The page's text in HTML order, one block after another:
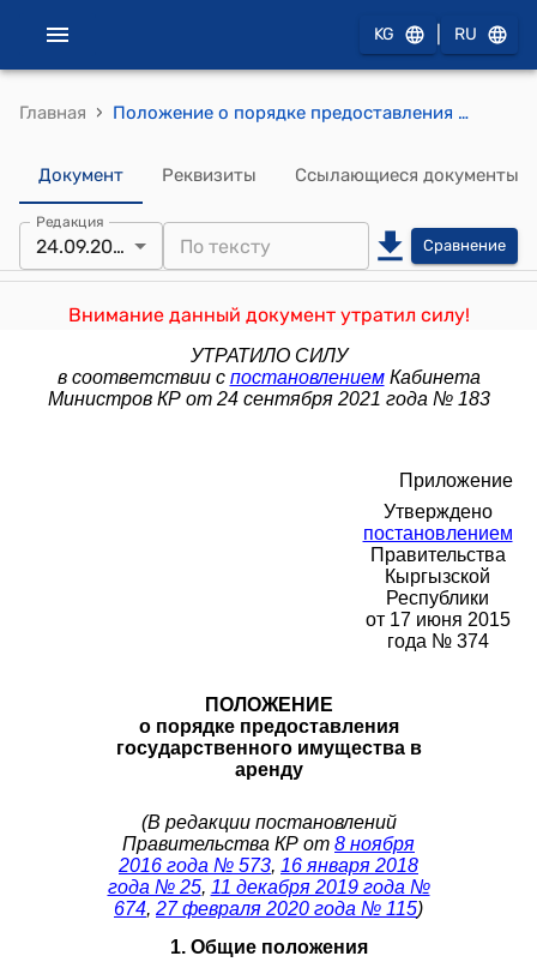
KG RU
Главная › Положение о порядке предоставления государственного имущества в аренду (утверждено постановлением Правительства Кыргызской Республики от 17 июня 2015 года № 374)
Документ Реквизиты Ссылающиеся документы
Редакция
24.09.2021 Сравнение
Внимание данный документ утратил силу!